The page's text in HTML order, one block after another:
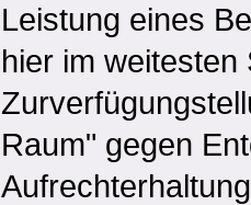
Leistung eines
hier im weitesten
Raum" gegen